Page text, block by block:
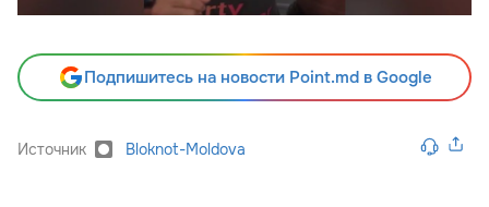
Подпишитесь на новости Point.md в Google
Источник Bloknot-Moldova